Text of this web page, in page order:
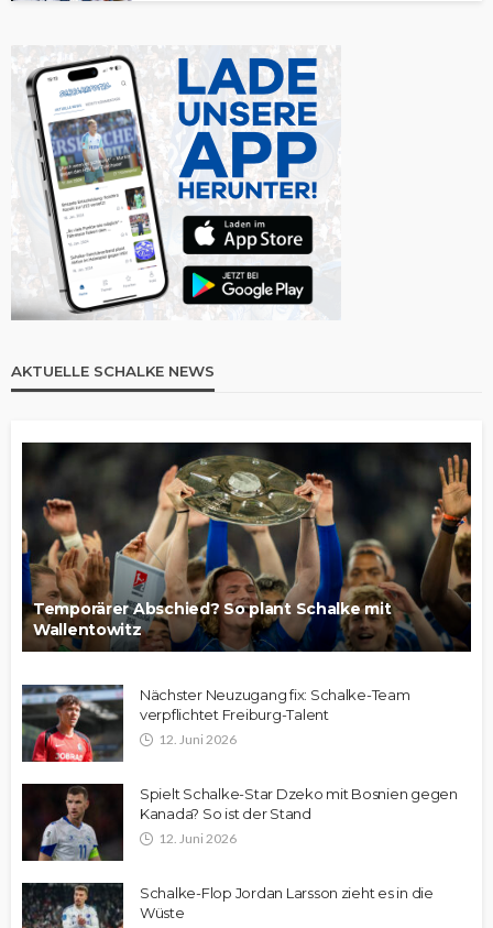
AKTUELLE SCHALKE NEWS
Temporärer Abschied? So plant Schalke mit
Wallentowitz
Nächster Neuzugang fix: Schalke-Team
verpflichtet Freiburg-Talent
12. Juni 2026
Spielt Schalke-Star Dzeko mit Bosnien gegen
Kanada? So ist der Stand
12. Juni 2026
Schalke-Flop Jordan Larsson zieht es in die
Wüste